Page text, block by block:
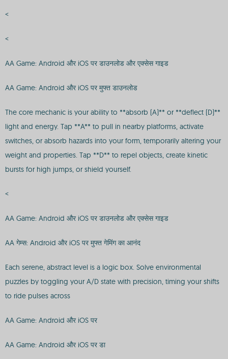
<
<
AA Game: Android और iOS पर डाउनलोड और एक्सेस गाइड
AA Game: Android और iOS पर मुफ्त डाउनलोड
The core mechanic is your ability to **absorb (A)** or **deflect (D)**
light and energy. Tap **A** to pull in nearby platforms, activate
switches, or absorb hazards into your form, temporarily altering your
weight and properties. Tap **D** to repel objects, create kinetic
bursts for high jumps, or shield yourself.
<
AA Game: Android और iOS पर डाउनलोड और एक्सेस गाइड
AA गेम्स: Android और iOS पर मुफ्त गेमिंग का आनंद
Each serene, abstract level is a logic box. Solve environmental
puzzles by toggling your A/D state with precision, timing your shifts
to ride pulses across
AA Game: Android और iOS पर
AA Game: Android और iOS पर डा